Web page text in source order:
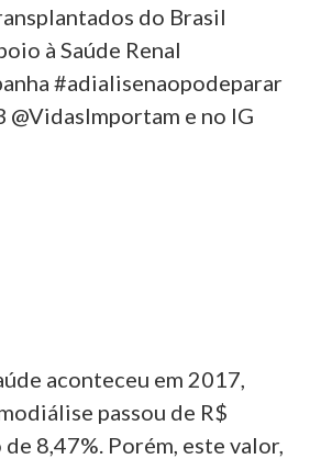
do Brasil
à Saúde Renal
#adialisenaopodeparar
@VidasImportam e no IG
aconteceu em 2017,
passou de R$
8,47%. Porém, este valor,